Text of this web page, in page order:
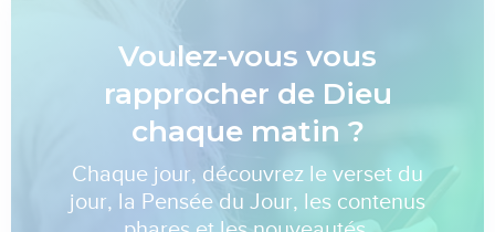
Voulez-vous vous
rapprocher de Dieu
chaque matin ?
Chaque jour, découvrez le verset du
jour, la Pensée du Jour, les contenus